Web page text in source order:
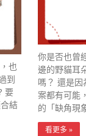
也
到
要
結
你是否也曾
邊的野貓耳
嗎？ 還是
案都有可能
的「缺角現
看更多 »